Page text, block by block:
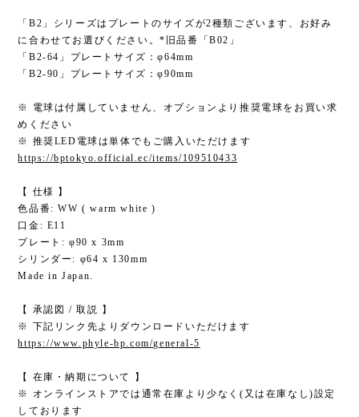
「B2」シリーズはプレートのサイズが2種類ございます、お好み
に合わせてお選びください。*旧品番「B02」
「B2-64」プレートサイズ：φ64mm
「B2-90」プレートサイズ：φ90mm
※ 電球は付属していません、オプションより推奨電球をお買い求
めください
※ 推奨LED電球は単体でもご購入いただけます
https://bptokyo.official.ec/items/109510433
【 仕様 】
色品番: WW ( warm white )
口金: E11
プレート: φ90 x 3mm
シリンダー: φ64 x 130mm
Made in Japan.
【 承認図 / 取説 】
※ 下記リンク先よりダウンロードいただけます
https://www.phyle-bp.com/general-5
【 在庫・納期について 】
※ オンラインストアでは通常在庫より少なく(又は在庫なし)設定
しております